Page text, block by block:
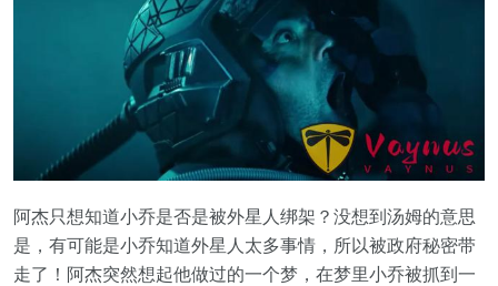
阿杰只想知道小乔是否是被外星人绑架？没想到汤姆的意思
是，有可能是小乔知道外星人太多事情，所以被政府秘密带
走了！阿杰突然想起他做过的一个梦，在梦里小乔被抓到一